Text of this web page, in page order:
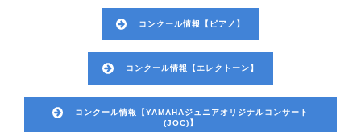
コンクール情報【ピアノ】
コンクール情報【エレクトーン】
コンクール情報【YAMAHAジュニアオリジナルコンサート
(JOC)】